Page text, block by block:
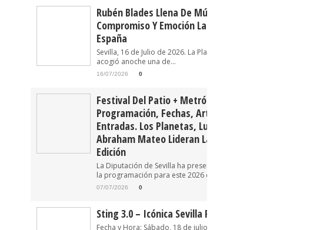
Rubén Blades Llena De Música,
Compromiso Y Emoción La Plaza De
España
Sevilla, 16 de Julio de 2026. La Plaza de España
acogió anoche una de...
16/07/2026 0
Festival Del Patio + Metrópolis 2026.
Programación, Fechas, Artistas Y
Entradas. Los Planetas, Luz Casal Y
Abraham Mateo Lideran La Tercera
Edición
La Diputación de Sevilla ha presentado oficialmente
la programación para este 2026 del Festival...
07/07/2026 0
Sting 3.0 – Icónica Sevilla Fest 2026
Fecha y Hora: Sábado, 18 de julio de 2026 22:30